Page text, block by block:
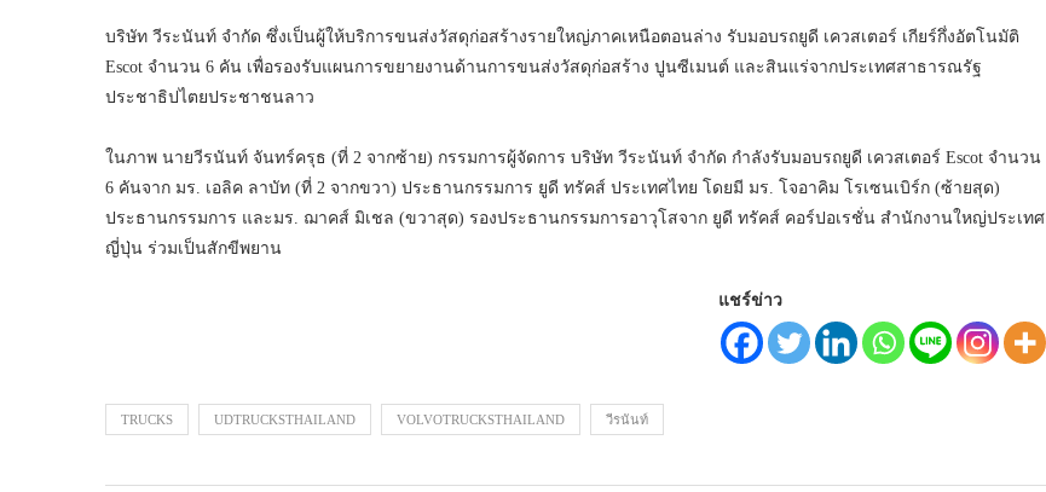
บริษัท วีระนันท์ จำกัด ซึ่งเป็นผู้ให้บริการขนส่งวัสดุก่อสร้างรายใหญ่ภาคเหนือตอนล่าง รับมอบรถยูดี เควสเตอร์ เกียร์กึ่งอัตโนมัติ
Escot จำนวน 6 คัน เพื่อรองรับแผนการขยายงานด้านการขนส่งวัสดุก่อสร้าง ปูนซีเมนต์ และสินแร่จากประเทศสาธารณรัฐ
ประชาธิปไตยประชาชนลาว
ในภาพ นายวีรนันท์ จันทร์ครุธ (ที่ 2 จากซ้าย) กรรมการผู้จัดการ บริษัท วีระนันท์ จำกัด กำลังรับมอบรถยูดี เควสเตอร์ Escot จำนวน
6 คันจาก มร. เอลิค ลาบัท (ที่ 2 จากขวา) ประธานกรรมการ ยูดี ทรัคส์ ประเทศไทย โดยมี มร. โจอาคิม โรเซนเบิร์ก (ซ้ายสุด)
ประธานกรรมการ และมร. ฌาคส์ มิเชล (ขวาสุด) รองประธานกรรมการอาวุโสจาก ยูดี ทรัคส์ คอร์ปอเรชั่น สำนักงานใหญ่ประเทศ
ญี่ปุ่น ร่วมเป็นสักขีพยาน
แชร์ข่าว
TRUCKS UDTRUCKSTHAILAND VOLVOTRUCKSTHAILAND วีรนันท์